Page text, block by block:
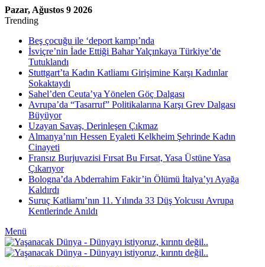
Pazar, Ağustos 9 2026
Trending
Beş çocuğu ile ‘deport kampı’nda
İsviçre’nin İade Ettiği Bahar Yalçınkaya Türkiye’de
Tutuklandı
Stuttgart’ta Kadın Katliamı Girişimine Karşı Kadınlar
Sokaktaydı
Sahel’den Ceuta’ya Yönelen Göç Dalgası
Avrupa’da “Tasarruf” Politikalarına Karşı Grev Dalgası
Büyüyor
Uzayan Savaş, Derinleşen Çıkmaz
Almanya’nın Hessen Eyaleti Kelkheim Şehrinde Kadın
Cinayeti
Fransız Burjuvazisi Fırsat Bu Fırsat, Yasa Üstüne Yasa
Çıkarıyor
Bologna’da Abderrahim Fakir’in Ölümü İtalya’yı Ayağa
Kaldırdı
Suruç Katliamı’nın 11. Yılında 33 Düş Yolcusu Avrupa
Kentlerinde Anıldı
Menü